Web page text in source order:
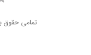
تمامی حقوق